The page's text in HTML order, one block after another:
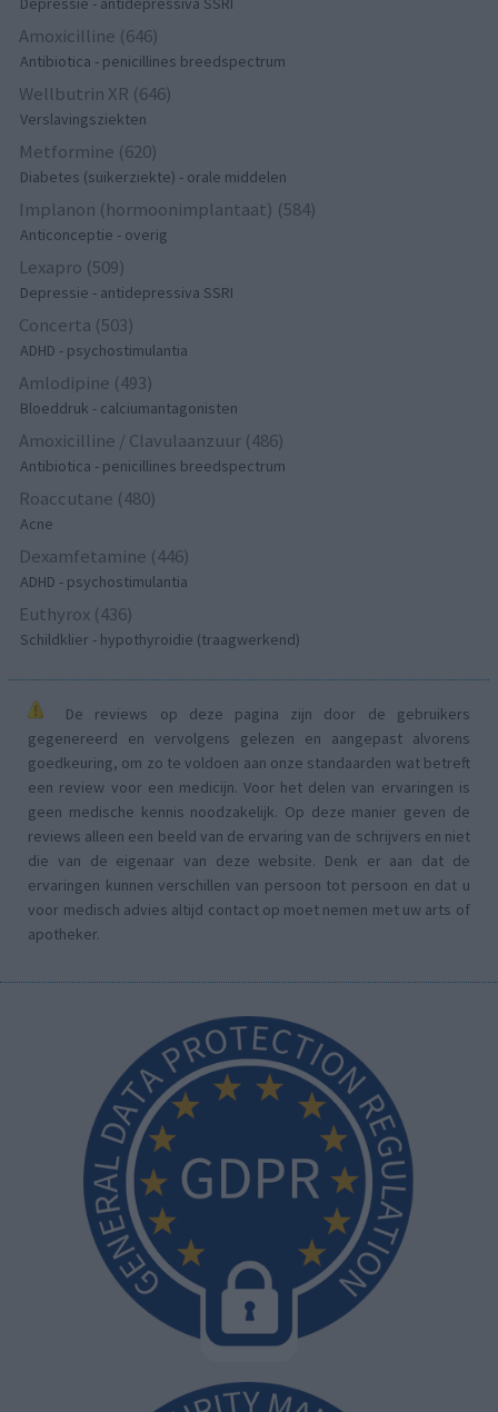
Amoxicilline (646)
Antibiotica - penicillines breedspectrum
Wellbutrin XR (646)
Verslavingsziekten
Metformine (620)
Diabetes (suikerziekte) - orale middelen
Implanon (hormoonimplantaat) (584)
Anticonceptie - overig
Lexapro (509)
Depressie - antidepressiva SSRI
Concerta (503)
ADHD - psychostimulantia
Amlodipine (493)
Bloeddruk - calciumantagonisten
Amoxicilline / Clavulaanzuur (486)
Antibiotica - penicillines breedspectrum
Roaccutane (480)
Acne
Dexamfetamine (446)
ADHD - psychostimulantia
Euthyrox (436)
Schildklier - hypothyroidie (traagwerkend)
De reviews op deze pagina zijn door de gebruikers
gegenereerd en vervolgens gelezen en aangepast alvorens
goedkeuring, om zo te voldoen aan onze standaarden wat betreft
een review voor een medicijn. Voor het delen van ervaringen is
geen medische kennis noodzakelijk. Op deze manier geven de
reviews alleen een beeld van de ervaring van de schrijvers en niet
die van de eigenaar van deze website. Denk er aan dat de
ervaringen kunnen verschillen van persoon tot persoon en dat u
voor medisch advies altijd contact op moet nemen met uw arts of
apotheker.